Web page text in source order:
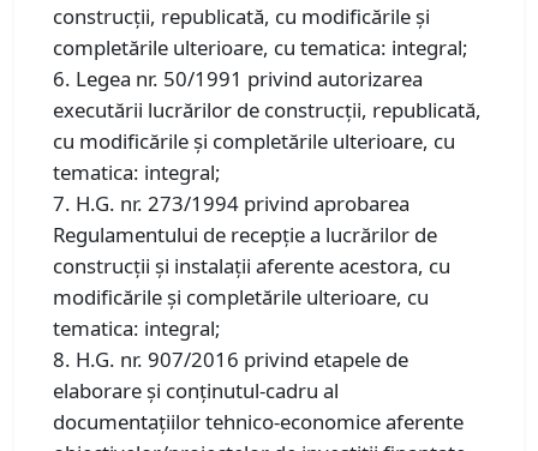
construcţii, republicată, cu modificările şi
completările ulterioare, cu tematica: integral;
6. Legea nr. 50/1991 privind autorizarea
executării lucrărilor de construcţii, republicată,
cu modificările şi completările ulterioare, cu
tematica: integral;
7. H.G. nr. 273/1994 privind aprobarea
Regulamentului de recepţie a lucrărilor de
construcţii şi instalaţii aferente acestora, cu
modificările şi completările ulterioare, cu
tematica: integral;
8. H.G. nr. 907/2016 privind etapele de
elaborare şi conţinutul-cadru al
documentaţiilor tehnico-economice aferente